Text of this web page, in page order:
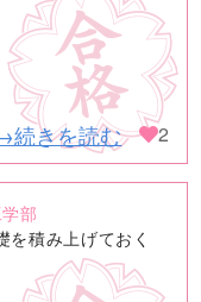
続きを読む 2
部
を積み上げておく